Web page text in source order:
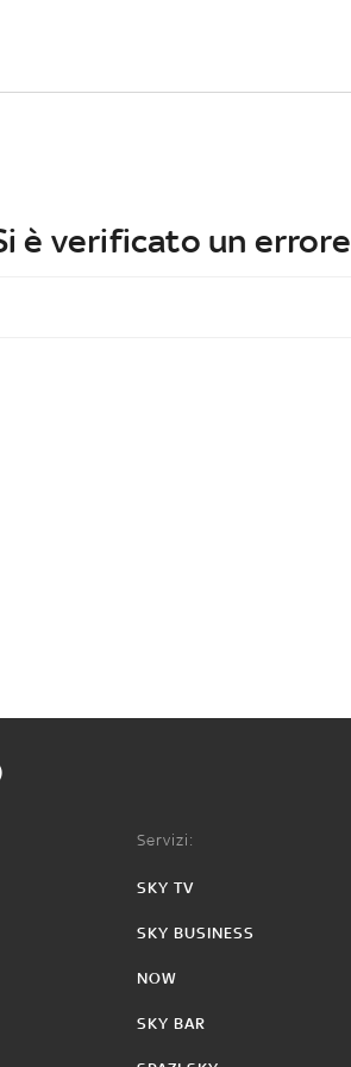
è verificato un errore
Servizi:
SKY TV
SKY BUSINESS
NOW
SKY BAR